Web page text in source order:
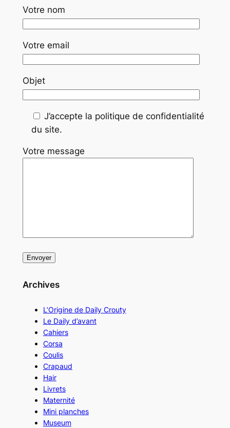
Votre nom
Votre email
Objet
J’accepte la politique de confidentialité
du site.
Votre message
Archives
L’Origine de Daily Crouty
Le Daily d’avant
Cahiers
Corsa
Coulis
Crapaud
Hair
Livrets
Maternité
Mini planches
Museum